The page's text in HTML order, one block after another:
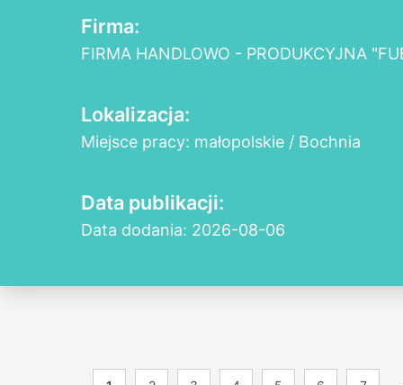
Firma:
FIRMA HANDLOWO - PRODUKCYJNA
Lokalizacja:
Miejsce pracy: małopolskie / Bochnia
Data publikacji:
Data dodania: 2026-08-06